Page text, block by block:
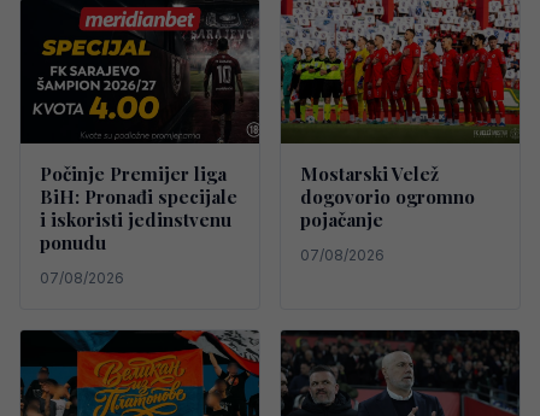
Počinje Premijer liga
BiH: Pronađi specijale
i iskoristi jedinstvenu
ponudu
07/08/2026
Mostarski Velež
dogovorio ogromno
pojačanje
07/08/2026